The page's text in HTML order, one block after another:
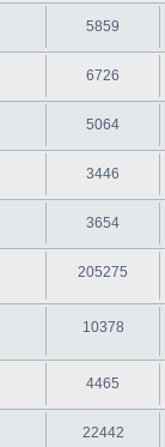
5859
6726
5064
3446
3654
205275
10378
4465
22442